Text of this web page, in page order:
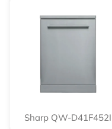
Sharp QW-D41F452I